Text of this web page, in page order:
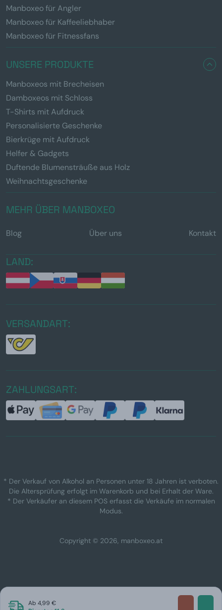
Ab 4,99 €
Manboxeo für Angler
Manboxeo für Kaffeeliebhaber
Manboxeo für Fitnessfans
UNSERE PRODUKTE
Manboxeos mit Brecheisen
Damboxeos mit Schloss
T-Shirts mit Aufdruck
Personalisierte Geschenke
Bierkrüge mit Aufdruck
Helfer & Gadgets
Duftende Blumensträuße aus Holz
Weihnachtsgeschenke
MEHR ÜBER MANBOXEO
Blog Über uns Kontakt
LAND:
VERSANDART:
ZAHLUNGSART:
* Der Verkauf von Alkohol an Personen unter 18 Jahren ist verboten.
Die Altersprüfung erfolgt im Warenkorb und bei Erhalt der Ware.
* Der Verkäufer an diesem POS erfasst die Verkäufe im normalen
Modus.
Copyright © 2026, manboxeo.at